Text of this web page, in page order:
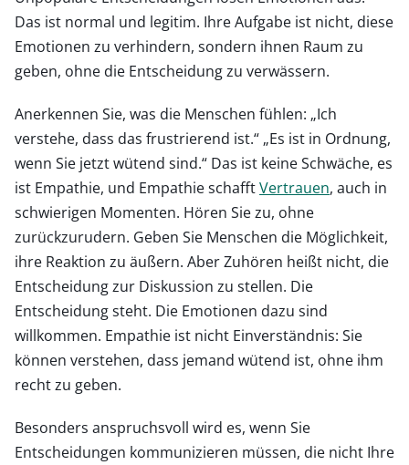
Das ist normal und legitim. Ihre Aufgabe ist nicht, diese
Emotionen zu verhindern, sondern ihnen Raum zu
geben, ohne die Entscheidung zu verwässern.
Anerkennen Sie, was die Menschen fühlen: „Ich
verstehe, dass das frustrierend ist.“ „Es ist in Ordnung,
wenn Sie jetzt wütend sind.“ Das ist keine Schwäche, es
ist Empathie, und Empathie schafftVertrauen, auch in
schwierigen Momenten. Hören Sie zu, ohne
zurückzurudern. Geben Sie Menschen die Möglichkeit,
ihre Reaktion zu äußern. Aber Zuhören heißt nicht, die
Entscheidung zur Diskussion zu stellen. Die
Entscheidung steht. Die Emotionen dazu sind
willkommen. Empathie ist nicht Einverständnis: Sie
können verstehen, dass jemand wütend ist, ohne ihm
recht zu geben.
Besonders anspruchsvoll wird es, wenn Sie
Entscheidungen kommunizieren müssen, die nicht Ihre